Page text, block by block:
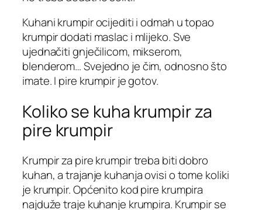
Kuhani krumpir ocijediti i odmah u topao
krumpir dodati maslac i mlijeko. Sve
ujednačiti gnječilicom, mikserom,
blenderom… Svejedno je čim, odnosno što
imate. I pire krumpir je gotov.
Koliko se kuha krumpir za
pire krumpir
Krumpir za pire krumpir treba biti dobro
kuhan, a trajanje kuhanja ovisi o tome koliki
je krumpir. Općenito kod pire krumpira
najduže traje kuhanje krumpira. Krumpir se